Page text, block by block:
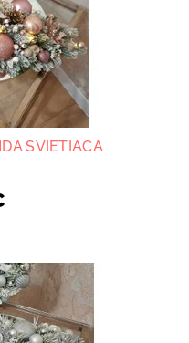
SVIETIACA